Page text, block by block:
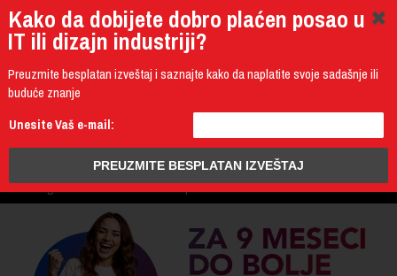
Kako da dobijete dobro plaćen posao u
IT ili dizajn industriji?
Preuzmite besplatan izveštaj i saznajte kako da naplatite svoje sadašnje ili
buduće znanje
Unesite Vaš e-mail: 011 4011 200
UPIS
ŠTA DOBIJATE
Programming Administration
3D Design & CAD
Mobile Development